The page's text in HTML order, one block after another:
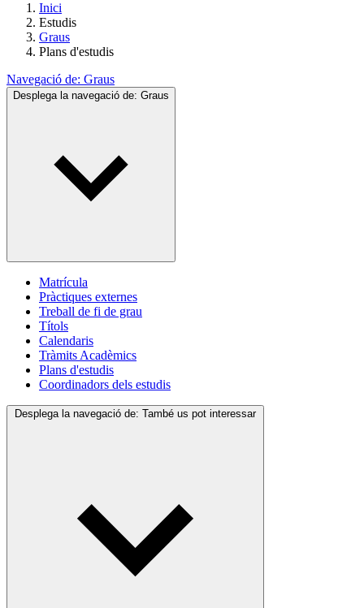
Inici
Estudis
Graus
Plans d'estudis
Navegació de: Graus
Desplega la navegació de: Graus
Matrícula
Pràctiques externes
Treball de fi de grau
Títols
Calendaris
Tràmits Acadèmics
Plans d'estudis
Coordinadors dels estudis
Desplega la navegació de: També us pot interessar